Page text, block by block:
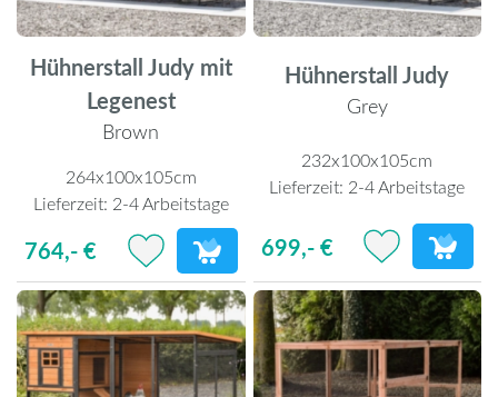
Hühnerstall Judy mit
Legenest
Brown
264x100x105cm
Lieferzeit: 2-4 Arbeitstage
764,- €
Hühnerstall Judy
Grey
232x100x105cm
Lieferzeit: 2-4 Arbeitstage
699,- €